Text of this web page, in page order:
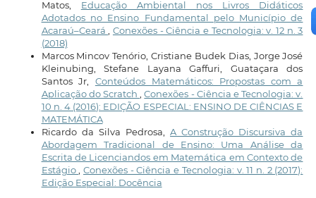
Matos, Educação Ambiental nos Livros Didáticos
Adotados no Ensino Fundamental pelo Município de
Acaraú–Ceará
Conexões - Ciência e Tecnologia: v. 12 n. 3
(2018)
Marcos Mincov Tenório, Cristiane Budek Dias, Jorge José
Kleinubing, Stefane Layana Gaffuri, Guataçara dos
Santos Jr, Conteúdos Matemáticos: Propostas com a
Aplicação do Scratch
,Conexões - Ciência e Tecnologia: v.
10 n. 4 (2016): EDIÇÃO ESPECIAL: ENSINO DE CIÊNCIAS E
MATEMÁTICA
Ricardo da Silva Pedrosa,A Construção Discursiva da
Abordagem Tradicional de Ensino: Uma Análise da
Escrita de Licenciandos em Matemática em Contexto de
Estágio
Conexões - Ciência e Tecnologia: v. 11 n. 2 (2017):
Edição Especial: Docência